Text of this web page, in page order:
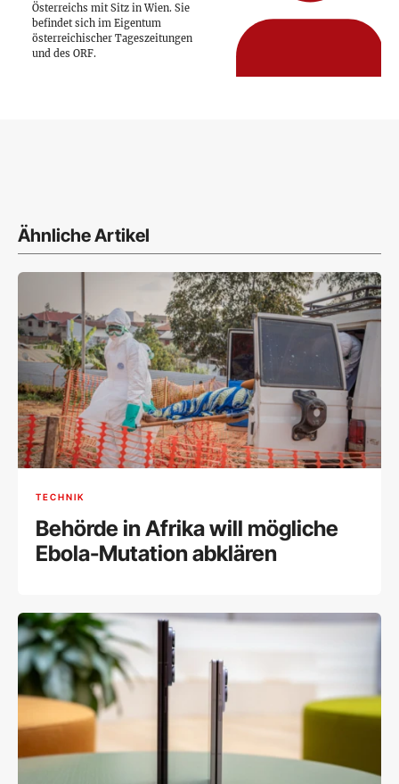
Österreichs mit Sitz in Wien. Sie
befindet sich im Eigentum
österreichischer Tageszeitungen
und des ORF.
Ähnliche Artikel
TECHNIK
Behörde in Afrika will mögliche
Ebola-Mutation abklären